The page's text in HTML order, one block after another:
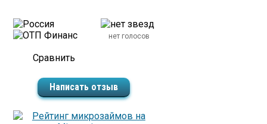
нет голосов
Написать отзыв